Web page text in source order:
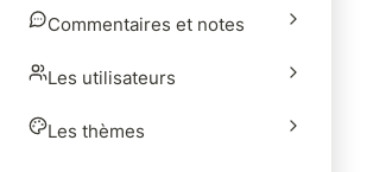
Commentaires et notes
Les utilisateurs
Les thèmes